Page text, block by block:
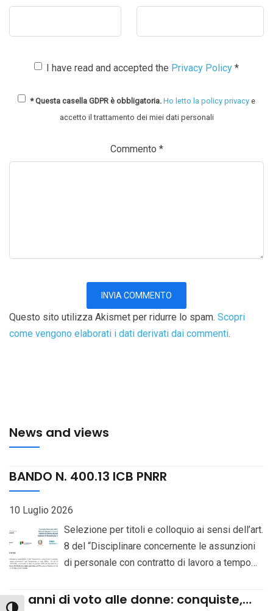
I have read and accepted the Privacy Policy *
* Questa casella GDPR è obbligatoria. Ho letto la policy privacy e
accetto il trattamento dei miei dati personali
Commento *
Questo sito utilizza Akismet per ridurre lo spam. Scopri
come vengono elaborati i dati derivati dai commenti.
News and views
BANDO N. 400.13 ICB PNRR
10 Luglio 2026
Selezione per titoli e colloquio ai sensi dell’art.
8 del “Disciplinare concernente le assunzioni
di personale con contratto di lavoro a tempo
141 del CCNL del Comparto “Istruzione e
80 anni di voto alle donne: conquiste,